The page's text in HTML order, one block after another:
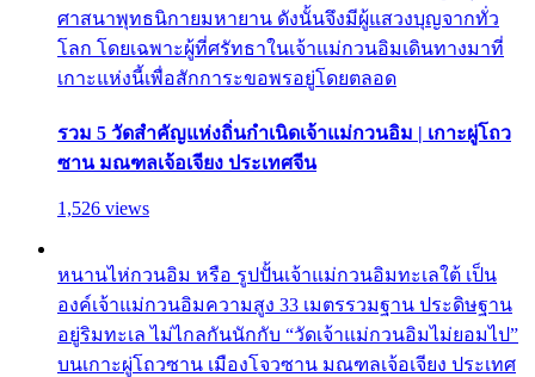
ศาสนาพุทธนิกายมหายาน ดังนั้นจึงมีผู้แสวงบุญจากทั่ว
โลก โดยเฉพาะผู้ที่ศรัทธาในเจ้าแม่กวนอิมเดินทางมาที่
เกาะแห่งนี้เพื่อสักการะขอพรอยู่โดยตลอด
รวม 5 วัดสำคัญแห่งถิ่นกำเนิดเจ้าแม่กวนอิม | เกาะผู่โถว
ซาน มณฑลเจ้อเจียง ประเทศจีน
1,526 views
หนานไห่กวนอิม หรือ รูปปั้นเจ้าแม่กวนอิมทะเลใต้ เป็น
องค์เจ้าแม่กวนอิมความสูง 33 เมตรรวมฐาน ประดิษฐาน
อยู่ริมทะเล ไม่ไกลกันนักกับ “วัดเจ้าแม่กวนอิมไม่ยอมไป”
บนเกาะผู่โถวซาน เมืองโจวซาน มณฑลเจ้อเจียง ประเทศ